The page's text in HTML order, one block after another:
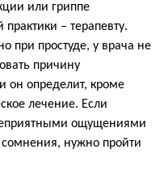
или гриппе
– терапевту.
при простуде, у врача не
причину
он определит, кроме
лечение. Если
ощущениями
сомнения, нужно пройти